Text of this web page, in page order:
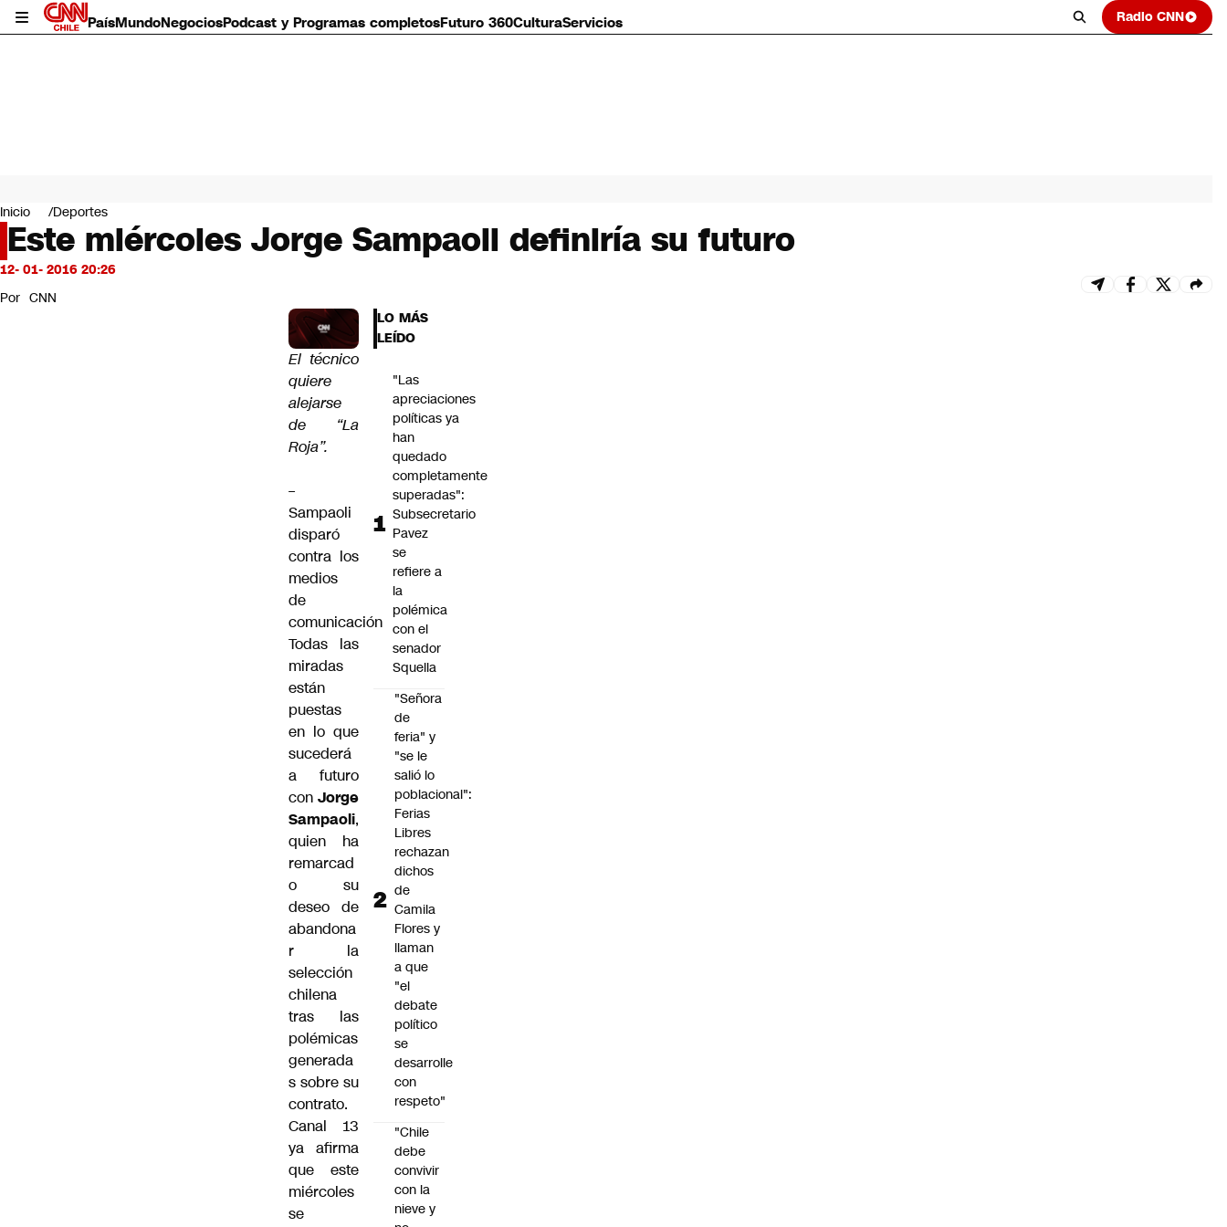
PaísMundoNegociosPodcast y Programas completosFuturo 360CulturaServicios Radio CNN
Mundo
Negocios
Deportes
Programas completos
Servicios
Inicio Deportes
Este miércoles Jorge Sampaoli definiría su futuro
12- 01- 2016 20:26
Por CNN
El técnico
quiere
alejarse
de “La
Roja”.
–
Sampaoli
disparó
contra los
medios
de
comunicación
Todas las
miradas
están
puestas
en lo que
sucederá
a futuro
conJorge
Sampaoli,
quien ha
remarcad
o su
deseo de
abandona
r la
selección
chilena
tras las
polémicas
generada
s sobre su
contrato.
Canal 13
ya afirma
que este
miércoles
se
LO MÁS
LEÍDO
"Las
apreciaciones
políticas ya
han
quedado
completamente
superadas":
Subsecretario
Pavez
se
refiere a
la
polémica
con el
senador
Squella
"Señora
de
feria" y
"se le
salió lo
poblacional":
Ferias
Libres
rechazan
dichos
de
Camila
Flores y
llaman
a que
"el
debate
político
se
desarrolle
con
respeto"
"Chile
debe
convivir
con la
nieve y